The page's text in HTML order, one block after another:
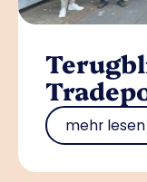
mehr lesen